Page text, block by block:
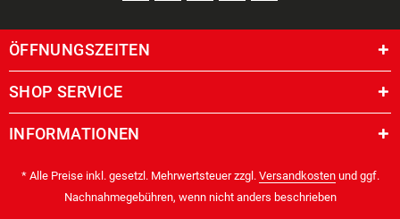
ÖFFNUNGSZEITEN
SHOP SERVICE
INFORMATIONEN
* Alle Preise inkl. gesetzl. Mehrwertsteuer zzgl. Versandkostenund ggf.
Nachnahmegebühren, wenn nicht anders beschrieben